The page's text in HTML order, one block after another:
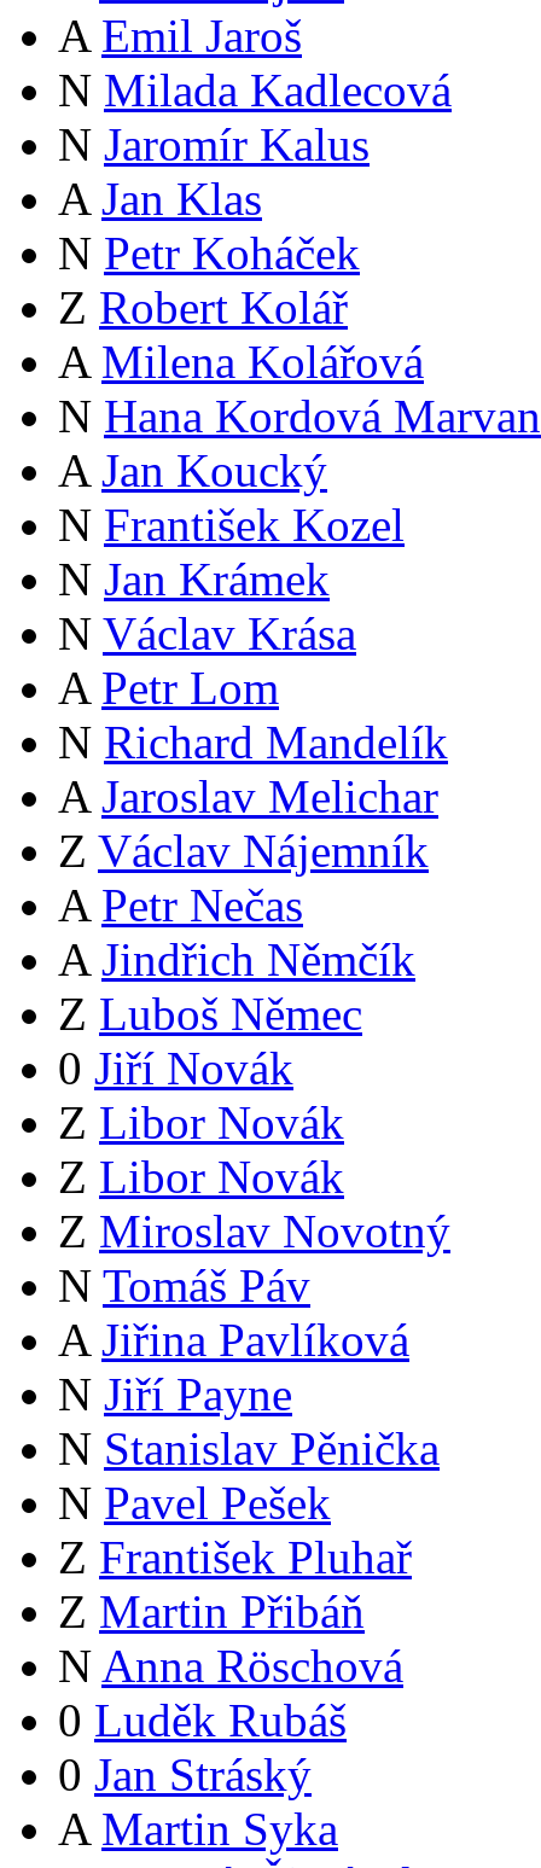
A Emil Jaroš
N Milada Kadlecová
N Jaromír Kalus
A Jan Klas
N Petr Koháček
Z Robert Kolář
A Milena Kolářová
N Hana Kordová
A Jan Koucký
N František Kozel
N Jan Krámek
N Václav Krása
A Petr Lom
N Richard Mandelík
A Jaroslav Melichar
Z Václav Nájemník
A Petr Nečas
A Jindřich Němčík
Z Luboš Němec
0 Jiří Novák
Z Libor Novák
Z Libor Novák
Z Miroslav Novotný
N Tomáš Páv
A Jiřina Pavlíková
N Jiří Payne
N Stanislav Pěnička
N Pavel Pešek
Z František Pluhař
Z Martin Přibáň
N Anna Röschová
0 Luděk Rubáš
0 Jan Stráský
A Martin Syka